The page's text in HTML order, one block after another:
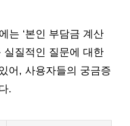
는 ‘본인 부담금 계산
실질적인 질문에 대한
어, 사용자들의 궁금증
.